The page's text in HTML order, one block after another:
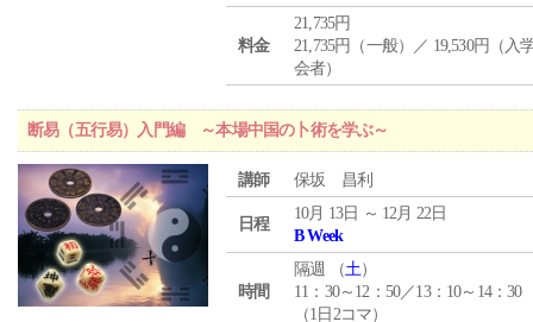
料金
21,735円
21,735円（一般）／ 19,530円（入
会者）
断易（五行易）入門編 ～本場中国の卜術を学ぶ～
講師 保坂 昌利
日程
10月 13日 ～ 12月 22日
B Week
時間
隔週 （土）
11：30～12：50／13：10～14：30
（1日2コマ）